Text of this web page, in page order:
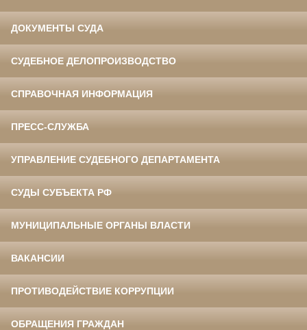
ДОКУМЕНТЫ СУДА
СУДЕБНОЕ ДЕЛОПРОИЗВОДСТВО
СПРАВОЧНАЯ ИНФОРМАЦИЯ
ПРЕСС-СЛУЖБА
УПРАВЛЕНИЕ СУДЕБНОГО ДЕПАРТАМЕНТА
СУДЫ СУБЪЕКТА РФ
МУНИЦИПАЛЬНЫЕ ОРГАНЫ ВЛАСТИ
ВАКАНСИИ
ПРОТИВОДЕЙСТВИЕ КОРРУПЦИИ
ОБРАЩЕНИЯ ГРАЖДАН